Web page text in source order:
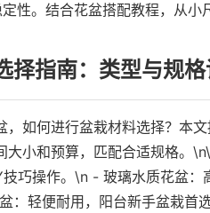
性。结合花盆搭配教程，从小
择指南：类型与规
，如何进行盆栽材料选择？本
大小和预算，匹配合适规格。
巧操作。\n - 玻璃水质花盆
：轻便耐用，阳台新手盆栽